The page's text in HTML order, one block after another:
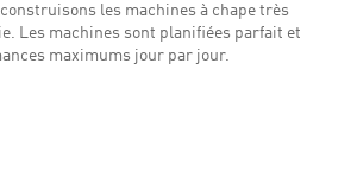
les machines à chape très
Les machines sont planifiées parfait et
maximums jour par jour.